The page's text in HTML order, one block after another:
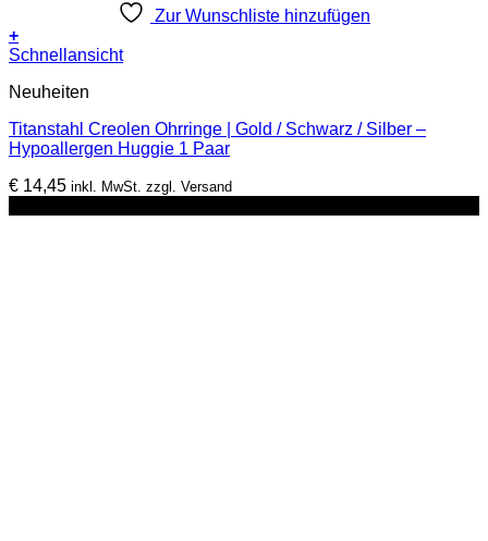
Zur Wunschliste hinzufügen
+
Dieses
weist
Varianten
auf.
Optionen
Schnellansicht
Neuheiten
Titanstahl Creolen Ohrringe | Gold / Schwarz / Silber –
Hypoallergen Huggie 1 Paar
€ 14,45 inkl. MwSt. zzgl. Versand